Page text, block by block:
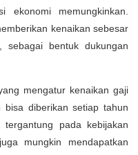
memungkinkan.
kenaikan sebesar
bentuk dukungan
mengatur kenaikan gaji
bisa diberikan setiap tahun
pada kebijakan
mungkin mendapatkan